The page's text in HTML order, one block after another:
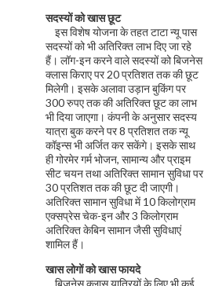
सदस्यों को खास छूट
इस विशेष योजना के तहत टाटा न्यू पास
सदस्यों को भी अतिरिक्त लाभ दिए जा रहे
हैं। लॉग-इन करने वाले सदस्यों को बिजनेस
क्लास किराए पर 20 प्रतिशत तक की छूट
मिलेगी। इसके अलावा उड़ान बुकिंग पर
300 रुपए तक की अतिरिक्त छूट का लाभ
भी दिया जाएगा। कंपनी के अनुसार सदस्य
यात्रा बुक करने पर 8 प्रतिशत तक न्यू
कॉइन्स भी अर्जित कर सकेंगे। इसके साथ
ही गोरमेर गर्म भोजन, सामान्य और प्राइम
सीट चयन तथा अतिरिक्त सामान सुविधा पर
30 प्रतिशत तक की छूट दी जाएगी।
अतिरिक्त सामान सुविधा में 10 किलोग्राम
एक्सप्रेस चेक-इन और 3 किलोग्राम
अतिरिक्त केबिन सामान जैसी सुविधाएं
शामिल हैं।
खास लोगों को खास फायदे
बिजनेस क्लास यात्रियों के लिए भी कई